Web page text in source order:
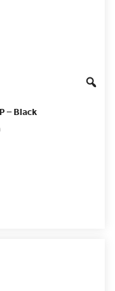
– Black